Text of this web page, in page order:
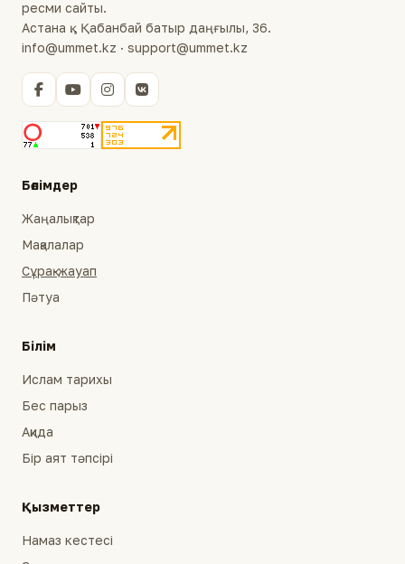
ресми сайты.
Астана қ., Қабанбай батыр даңғылы, 36.
info@ummet.kz · support@ummet.kz
Бөлімдер
Жаңалықтар
Мақалалар
Сұрақ-жауап
Пәтуа
Білім
Ислам тарихы
Бес парыз
Ақида
Бір аят тәпсірі
Қызметтер
Намаз кестесі